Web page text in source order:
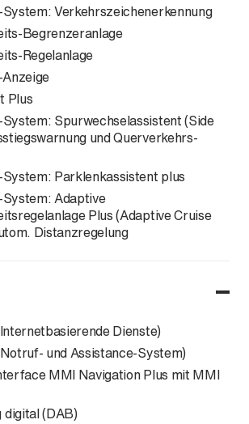
Verkehrszeichenerkennung
Begrenzeranlage
Regelanlage
Plus
Spurwechselassistent (Side
und Querverkehrs-
Parklenkassistent plus
Adaptive
Plus (Adaptive Cruise
Distanzregelung
Dienste)
und Assistance-System)
MMI Navigation Plus mit MMI
digital (DAB)